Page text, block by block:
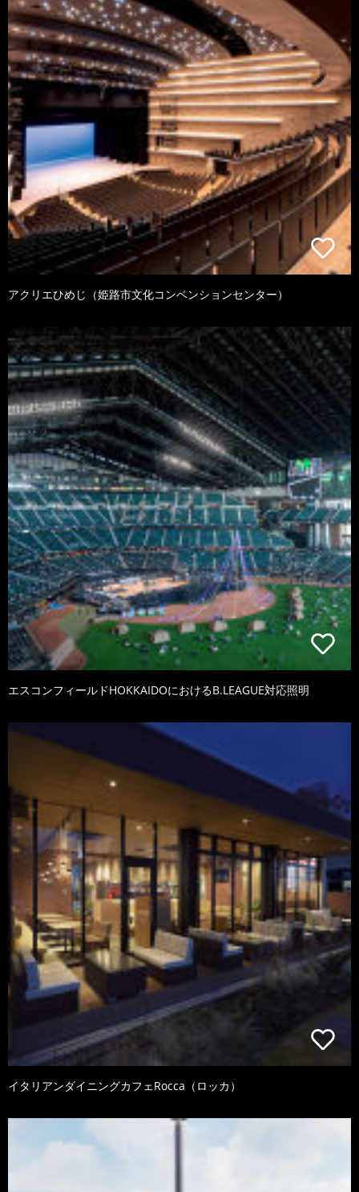
アクリエひめじ（姫路市文化コンベンションセンター）
エスコンフィールドHOKKAIDOにおけるB.LEAGUE対応照明
イタリアンダイニングカフェRocca（ロッカ）